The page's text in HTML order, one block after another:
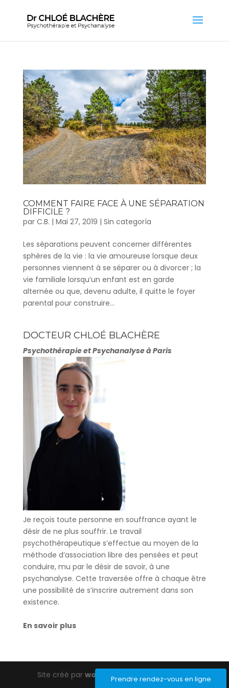
Prendre rendez-vous en ligne
COMMENT FAIRE FACE À UNE SÉPARATION
DIFFICILE ?
par C.B. | Mai 27, 2019 | Sin categoría
Les séparations peuvent concerner différentes
sphères de la vie : la vie amoureuse lorsque deux
personnes viennent à se séparer ou à divorcer ; la
vie familiale lorsqu’un enfant est en garde
alternée ou que, devenu adulte, il quitte le foyer
parental pour construire...
DOCTEUR CHLOÉ BLACHÈRE
Psychothérapie et Psychanalyse à Paris
Je reçois toute personne en souffrance ayant le
désir de ne plus souffrir. Le travail
psychothérapeutique s’effectue au moyen de la
méthode d’association libre des pensées et peut
conduire, mu par le désir de savoir, à une
psychanalyse. Cette traversée offre à chaque être
une possibilité de s’inscrire autrement dans son
existence.
En savoir plus
Site créé parwordpress-barcelona.com